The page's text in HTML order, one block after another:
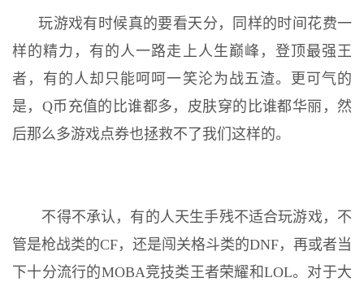
玩游戏有时候真的要看天分，同样的时间花费一
样的精力，有的人一路走上人生巅峰，登顶最强王
者，有的人却只能呵呵一笑沦为战五渣。更可气的
是，Q币充值的比谁都多，皮肤穿的比谁都华丽，然
后那么多游戏点券也拯救不了我们这样的。
不得不承认，有的人天生手残不适合玩游戏，不
管是枪战类的CF，还是闯关格斗类的DNF，再或者当
下十分流行的MOBA竞技类王者荣耀和LOL。对于大